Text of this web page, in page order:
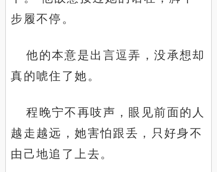
步履不停。
他的本意是出言逗弄，没承想却
真的唬住了她。
程晚宁不再吱声，眼见前面的人
越走越远，她害怕跟丢，只好身不
由己地追了上去。